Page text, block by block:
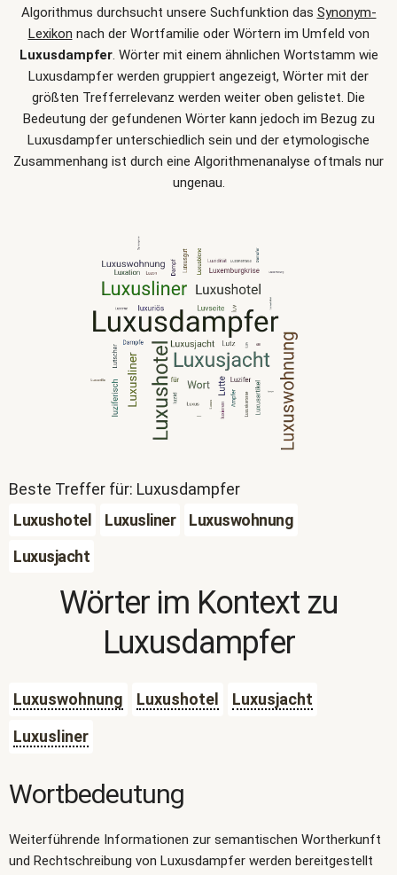
Algorithmus durchsucht unsere Suchfunktion das Synonym-
Lexikon nach der Wortfamilie oder Wörtern im Umfeld von
Luxusdampfer. Wörter mit einem ähnlichen Wortstamm wie
Luxusdampfer werden gruppiert angezeigt, Wörter mit der
größten Trefferrelevanz werden weiter oben gelistet. Die
Bedeutung der gefundenen Wörter kann jedoch im Bezug zu
Luxusdampfer unterschiedlich sein und der etymologische
Zusammenhang ist durch eine Algorithmenanalyse oftmals nur
ungenau.
Beste Treffer für: Luxusdampfer
Luxushotel
Luxusliner
Luxuswohnung
Luxusjacht
Wörter im Kontext zu
Luxusdampfer
Luxuswohnung Luxushotel
Luxusjacht
Luxusliner
Wortbedeutung
Weiterführende Informationen zur semantischen Wortherkunft
und Rechtschreibung von Luxusdampfer werden bereitgestellt